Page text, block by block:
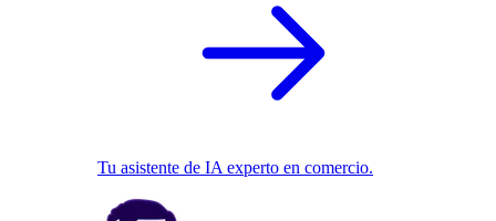
Tu asistente de IA experto en comercio.